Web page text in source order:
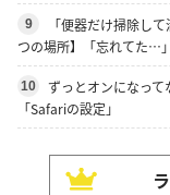
9
「便器だけ掃除し
つの場所】「忘れてた…」
10
ずっとオンになっ
「Safariの設定」